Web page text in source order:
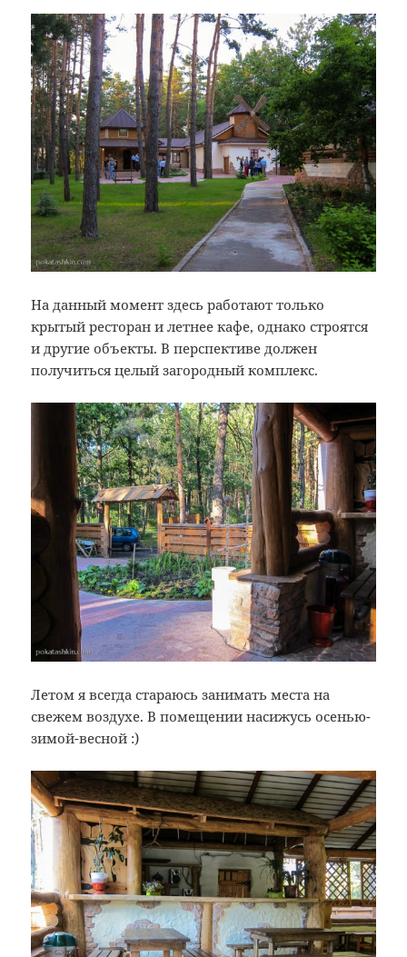
На данный момент здесь работают только
крытый ресторан и летнее кафе, однако строятся
и другие объекты. В перспективе должен
получиться целый загородный комплекс.
Летом я всегда стараюсь занимать места на
свежем воздухе. В помещении насижусь осенью-
зимой-весной :)